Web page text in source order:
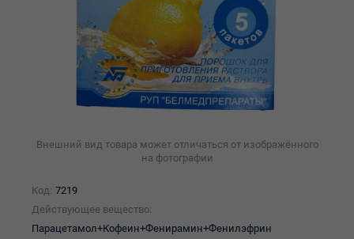
Внешний вид товара может отличаться от изображённого
на фотографии
Код: 7219
Действующее вещество:
Парацетамол+Кофеин+Фенирамин+Фенилэфрин